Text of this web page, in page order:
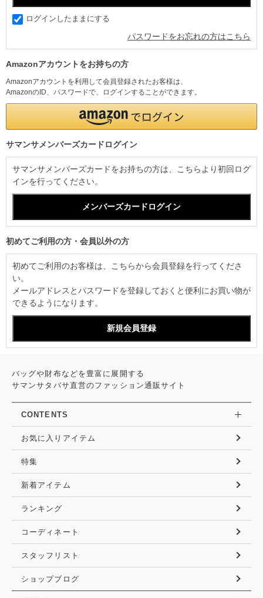
ログインしたままにする
パスワードをお忘れの方はこちら
Amazonアカウントをお持ちの方
Amazonアカウントを利用して会員登録されたお客様は、
AmazonのID、パスワードで、ログインすることができます。
サマンサメンバーズカードログイン
サマンサメンバーズカードをお持ちの方は、こちらより初回ログ
インを行ってください。
初めてご利用の方・会員以外の方
初めてご利用のお客様は、こちらから会員登録を行ってくださ
い。
メールアドレスとパスワードを登録しておくと便利にお買い物が
できるようになります。
バッグや財布などを豊富に展開する
サマンサタバサ直営のファッション通販サイト
CONTENTS
お気に入りアイテム
特集
新着アイテム
ランキング
コーディネート
スタッフリスト
ショップブログ